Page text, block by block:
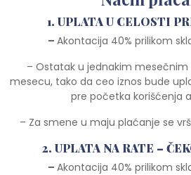
1. UPLATA U CELOSTI
– Akontacija 40% prilikom
– Ostatak u jednakim mesečnim
mesecu, tako da ceo iznos bude
pre početka korišćenja
– Za smene u maju plaćanje se
2. UPLATA NA RATE –
– Akontacija 40% prilikom